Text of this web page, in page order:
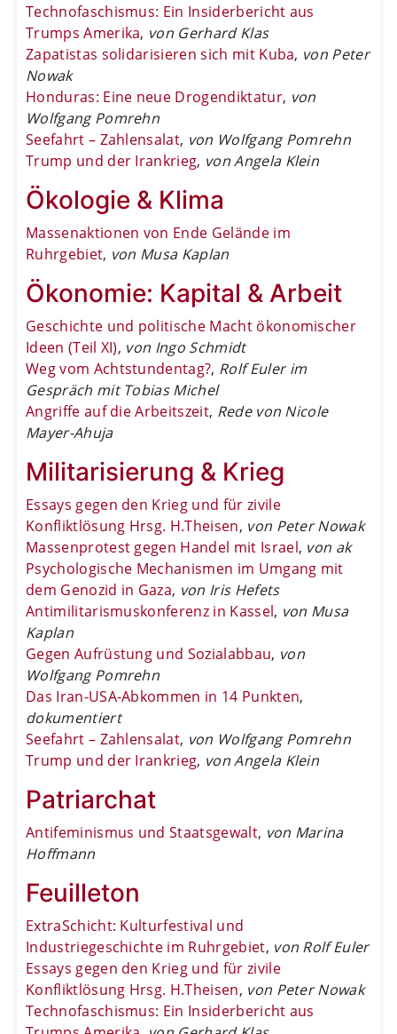
Technofaschismus: Ein Insiderbericht aus
Trumps Amerika, von Gerhard Klas
Zapatistas solidarisieren sich mit Kuba, von Peter
Nowak
Honduras: Eine neue Drogendiktatur, von
Wolfgang Pomrehn
Seefahrt – Zahlensalat, von Wolfgang Pomrehn
Trump und der Irankrieg, von Angela Klein
Ökologie & Klima
Massenaktionen von Ende Gelände im
Ruhrgebiet, von Musa Kaplan
Ökonomie: Kapital & Arbeit
Geschichte und politische Macht ökonomischer
Ideen (Teil XI), von Ingo Schmidt
Weg vom Achtstundentag?, Rolf Euler im
Gespräch mit Tobias Michel
Angriffe auf die Arbeitszeit, Rede von Nicole
Mayer-Ahuja
Militarisierung & Krieg
Essays gegen den Krieg und für zivile
Konfliktlösung Hrsg. H.Theisen, von Peter Nowak
Massenprotest gegen Handel mit Israel, von ak
Psychologische Mechanismen im Umgang mit
dem Genozid in Gaza, von Iris Hefets
Antimilitarismuskonferenz in Kassel, von Musa
Kaplan
Gegen Aufrüstung und Sozialabbau, von
Wolfgang Pomrehn
Das Iran-USA-Abkommen in 14 Punkten,
dokumentiert
Seefahrt – Zahlensalat, von Wolfgang Pomrehn
Trump und der Irankrieg, von Angela Klein
Patriarchat
Antifeminismus und Staatsgewalt, von Marina
Hoffmann
Feuilleton
ExtraSchicht: Kulturfestival und
Industriegeschichte im Ruhrgebiet, von Rolf Euler
Essays gegen den Krieg und für zivile
Konfliktlösung Hrsg. H.Theisen, von Peter Nowak
Technofaschismus: Ein Insiderbericht aus